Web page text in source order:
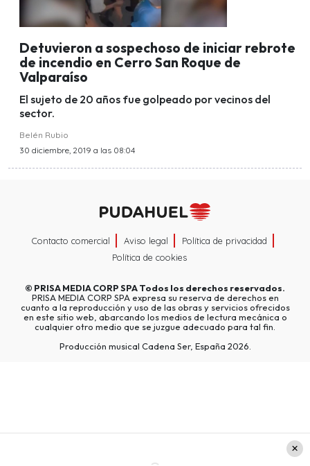
Detuvieron a sospechoso de iniciar rebrote
de incendio en Cerro San Roque de
Valparaíso
El sujeto de 20 años fue golpeado por vecinos del
sector.
Belén Rubio
30 diciembre, 2019 a las 08:04
Contacto comercial Aviso legal
Política de privacidad
Política de cookies
© PRISA MEDIA CORP SPATodos los derechos reservados.
PRISA MEDIA CORP SPA expresa su reserva de derechos en
cuanto a la reproducción y uso de las obras y servicios ofrecidos
en este sitio web, abarcando los medios de lectura mecánica o
cualquier otro medio que se juzgue adecuado para tal fin.
Producción musical Cadena Ser, España 2026.